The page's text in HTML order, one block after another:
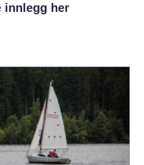
innlegg her